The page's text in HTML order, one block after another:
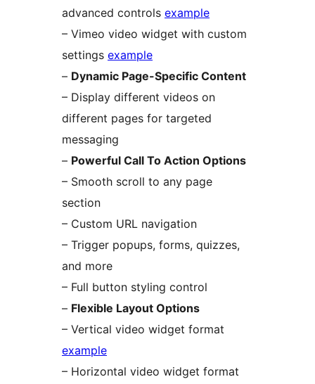
advanced controls example
– Vimeo video widget with custom
settings example
– Dynamic Page-Specific Content
– Display different videos on
different pages for targeted
messaging
– Powerful Call To Action Options
– Smooth scroll to any page
section
– Custom URL navigation
– Trigger popups, forms, quizzes,
and more
– Full button styling control
– Flexible Layout Options
– Vertical video widget format
example
– Horizontal video widget format